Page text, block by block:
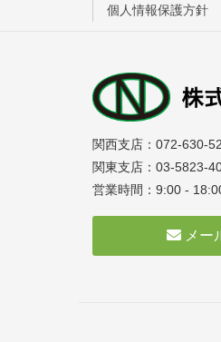
個人情報保護方針
関西支店：072-630-
関東支店：03-5823-
営業時間：9:00 -
メー